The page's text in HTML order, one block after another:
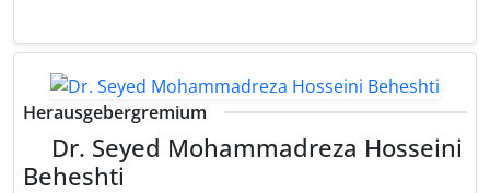
Herausgebergremium
Dr. Seyed Mohammadreza Hosseini
Beheshti